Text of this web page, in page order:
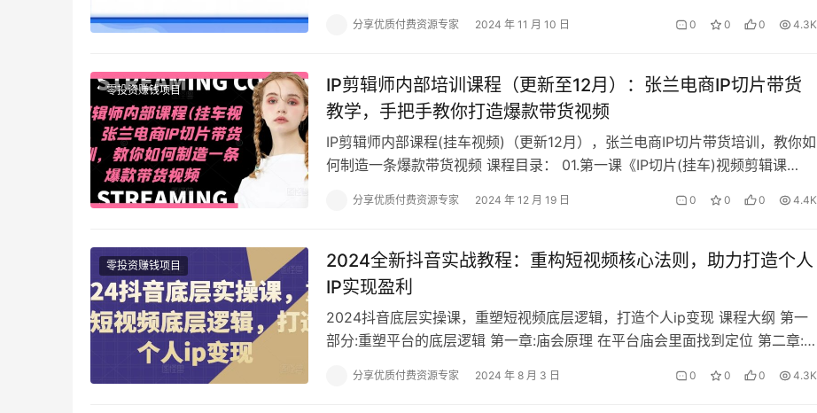
分享优质付费资源专家 2024 年 11 月 10 日 0 0 0 4.3K
零投资赚钱项目
IP剪辑师内部培训课程（更新至12月）：张兰电商IP切片带货
教学，手把手教你打造爆款带货视频
IP剪辑师内部课程(挂车视频)（更新12月），张兰电商IP切片带货培训，教你如
何制造一条爆款带货视频 课程目录： 01.第一课《IP切片(挂车)视频剪辑课
分享优质付费资源专家 2024 年 12 月 19 日 0 0 0 4.4K
零投资赚钱项目
2024全新抖音实战教程：重构短视频核心法则，助力打造个人
IP实现盈利
2024抖音底层实操课，​重塑短视频底层逻辑，打造个人ip变现 课程大纲 第一
部分:重塑平台的底层逻辑 第一章:庙会原理 在平台庙会里面找到定位 第二章:
分享优质付费资源专家 2024 年 8 月 3 日 0 0 0 4.3K